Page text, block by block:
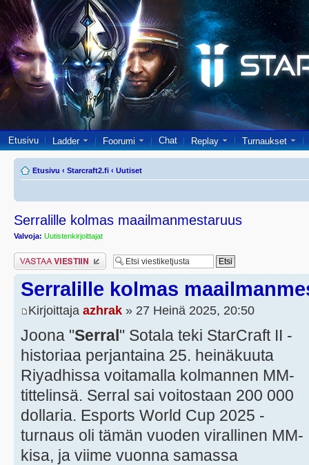
Etusivu Ladder Foorumi Chat Replay Turnaukset
Etusivu ‹ Starcraft2.fi ‹ Uutiset
Serralille kolmas maailmanmestaruus
Valvoja: Uutistenkirjoittajat
Lähetä vastaus
Serralille kolmas
Kirjoittaja azhrak » 27 Heinä 2025, 20:50
Joona "Serral" Sotala teki StarCraft II -
historiaa perjantaina 25. heinäkuuta
Riyadhissa voitamalla kolmannen MM-
tittelinsä. Serral sai voitostaan 200 000
dollaria. Esports World Cup 2025 -
turnaus oli tämän vuoden virallinen MM-
kisa, ja viime vuonna samassa